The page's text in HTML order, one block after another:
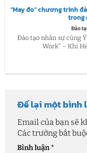
“May đo” chương trình
trong
Đào
Đào tạo nhân sự cùng
Work” – Khi
Để lại một bình
Email của bạn sẽ
Các trường bắt
Bình luận*